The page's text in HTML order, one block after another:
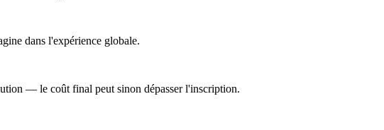
dans l'expérience globale.
— le coût final peut sinon dépasser l'inscription.